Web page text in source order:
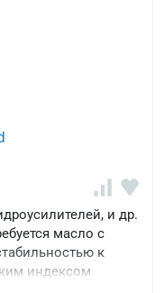
и др.
масло с
к
индексом